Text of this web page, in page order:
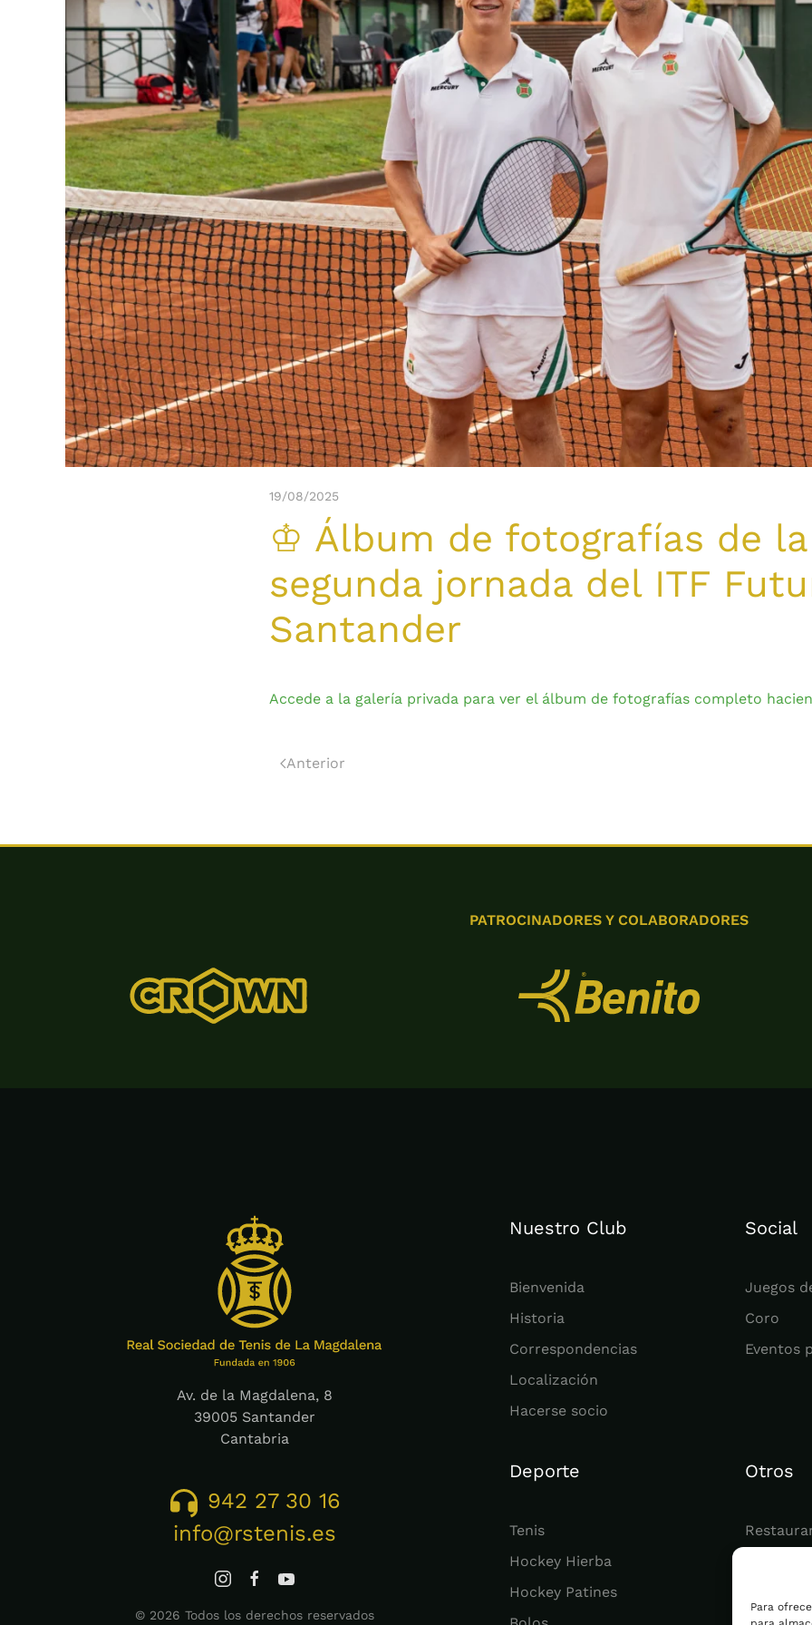
Para
19/08/2025
♔ Álbum de fotografías de la
segunda jornada del ITF
Santander
Accede a la galería privada para ver el álbum de fotografías completo
Anterior
PATROCINADORES Y COLABORADORES
Av. de la Magdalena, 8
39005 Santander
Cantabria
942 27 30 16
info@rstenis.es
© 2026 Todos los derechos reservados
Nuestro Club
Bienvenida
Historia
Correspondencias
Localización
Hacerse socio
Deporte
Tenis
Hockey Hierba
Hockey Patines
Social
Juegos
Coro
Eventos
Otros